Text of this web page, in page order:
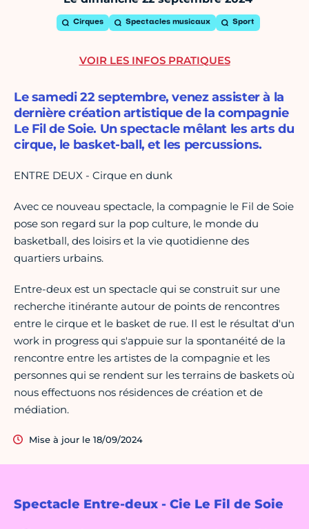
Cirques Spectacles musicaux Sport
Spectacle Entre-deux - Cie Le Fil de Soie
Le samedi 22 septembre, venez assister à la
dernière création artistique de la compagnie
Le Fil de Soie. Un spectacle mêlant les arts du
cirque, le basket-ball, et les percussions.
ENTRE DEUX - Cirque en dunk
Avec ce nouveau spectacle, la compagnie le Fil de Soie
pose son regard sur la pop culture, le monde du
basketball, des loisirs et la vie quotidienne des
quartiers urbains.
Entre-deux est un spectacle qui se construit sur une
recherche itinérante autour de points de rencontres
entre le cirque et le basket de rue. Il est le résultat d'un
work in progress qui s'appuie sur la spontanéité de la
rencontre entre les artistes de la compagnie et les
personnes qui se rendent sur les terrains de baskets où
nous effectuons nos résidences de création et de
médiation.
Mise à jour le 18/09/2024
VOIR LES INFOS PRATIQUES